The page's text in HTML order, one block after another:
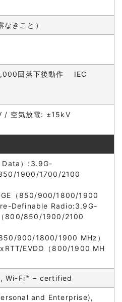
きこと）
回落下後動作 IEC
/ 空気放電: ±15kV
Data）:3.9G-
1900/1700/2100
（850/900/1800/1900
Definable Radio:3.9G-
800/850/1900/2100
850/900/1800/1900 MHz）
EVDO（800/1900 MH
Wi-Fi™ – certified
and Enterprise),